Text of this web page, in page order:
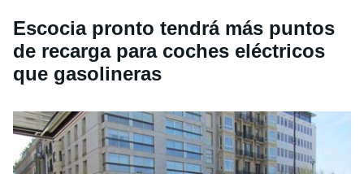
Escocia pronto tendrá más puntos
de recarga para coches eléctricos
que gasolineras